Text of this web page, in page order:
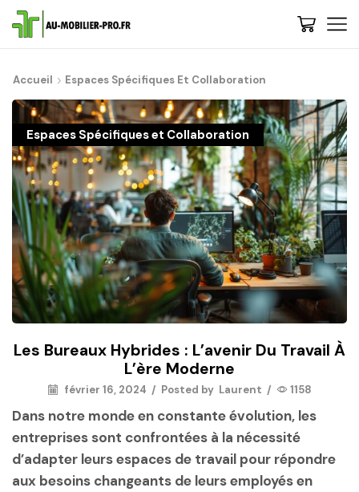
Accueil Espaces Spécifiques Et Collaboration
Espaces Spécifiques et Collaboration
Les Bureaux Hybrides : L’avenir Du Travail À
L’ère Moderne
février 16, 2024 / Posted by Laurent / 1158
Dans notre monde en constante évolution, les
entreprises sont confrontées à la nécessité
d’adapter leurs espaces de travail pour répondre
aux besoins changeants de leurs employés en